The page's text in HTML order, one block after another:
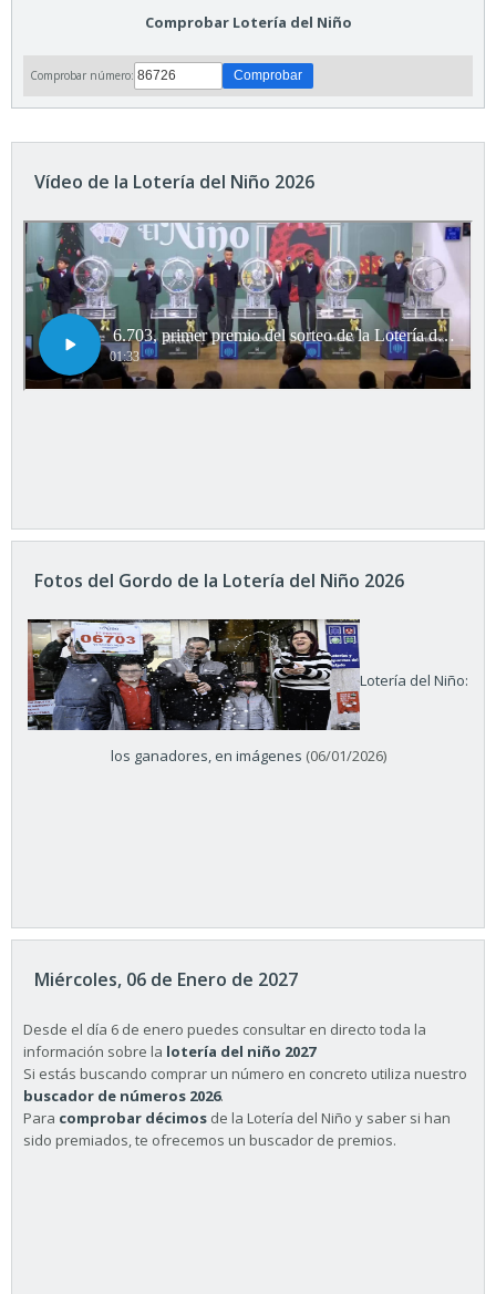
Comprobar Lotería del Niño
Comprobar número:
Vídeo de la Lotería del Niño 2026
Fotos del Gordo de la Lotería del Niño 2026
Lotería del Niño:
los ganadores, en imágenes (06/01/2026)
Miércoles, 06 de Enero de 2027
Desde el día 6 de enero puedes consultar en directo toda la
información sobre la lotería del niño 2027
Si estás buscando comprar un número en concreto utiliza nuestro
buscador de números 2026.
Para comprobar décimos de la Lotería del Niño y saber si han
sido premiados, te ofrecemos un buscador de premios.